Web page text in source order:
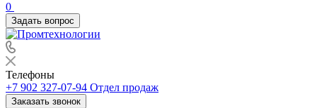
0
Задать вопрос
Телефоны
+7 902 327-07-94 Отдел продаж
Заказать звонок